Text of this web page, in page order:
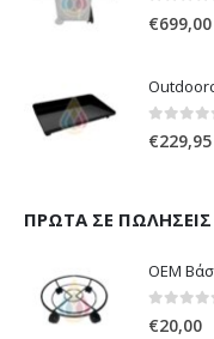
€699,00
0out of 5
€229,95
ΠΡΏΤΑ ΣΕ ΠΩΛΉΣΕΙΣ
0out of 5
€20,00